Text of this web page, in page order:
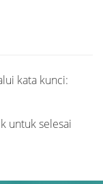
kata kunci:
untuk selesai